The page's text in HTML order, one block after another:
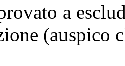
a
(auspico